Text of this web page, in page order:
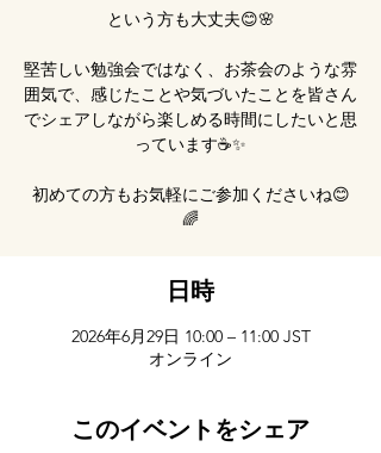
という方も大丈夫😊🌸
堅苦しい勉強会ではなく、お茶会のような雰
囲気で、感じたことや気づいたことを皆さん
でシェアしながら楽しめる時間にしたいと思
っています☕✨
初めての方もお気軽にご参加くださいね😊
🌈
日時
2026年6月29日 10:00 – 11:00 JST
オンライン
このイベントをシェア